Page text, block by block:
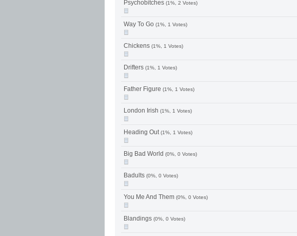
Psychobitches (1%, 2 Votes)
Way To Go (1%, 1 Votes)
Chickens (1%, 1 Votes)
Drifters (1%, 1 Votes)
Father Figure (1%, 1 Votes)
London Irish (1%, 1 Votes)
Heading Out(1%, 1 Votes)
Big Bad World (0%, 0 Votes)
Badults (0%, 0 Votes)
You Me And Them (0%, 0 Votes)
Blandings (0%, 0 Votes)